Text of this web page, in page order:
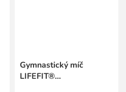
Gymnastický míč
LIFEFIT®